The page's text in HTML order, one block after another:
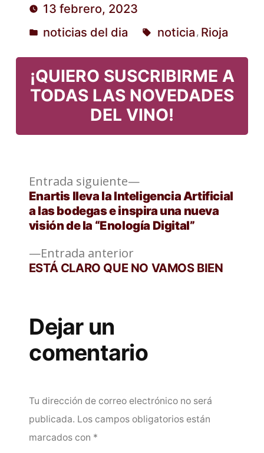
por 13 febrero, 2023
Publicado
en
noticias del dia
Etiquetas:
noticia , Rioja
¡QUIERO SUSCRIBIRME A
TODAS LAS NOVEDADES
DEL VINO!
Navegación
de
entradas
Entrada anteriorEntrada
anterior:
ESTÁ CLARO QUE NO VAMOS BIEN
Entrada siguiente
Entrada
siguiente:
Enartis lleva la Inteligencia Artificial
a las bodegas e inspira una nueva
visión de la “Enología Digital”
Dejar un
comentario
Tu dirección de correo electrónico no será
publicada. Los campos obligatorios están
marcados con *